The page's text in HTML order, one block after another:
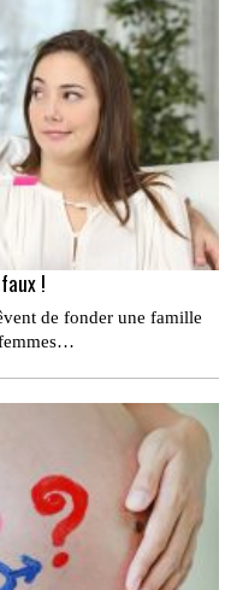
!
de fonder une famille